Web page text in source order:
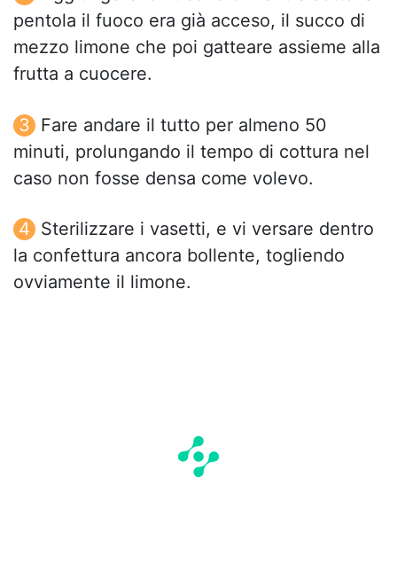
pentola il fuoco era già acceso, il succo di
mezzo limone che poi gatteare assieme alla
frutta a cuocere.
Fare andare il tutto per almeno 50
minuti, prolungando il tempo di cottura nel
caso non fosse densa come volevo.
Sterilizzare i vasetti, e vi versare dentro
la confettura ancora bollente, togliendo
ovviamente il limone.